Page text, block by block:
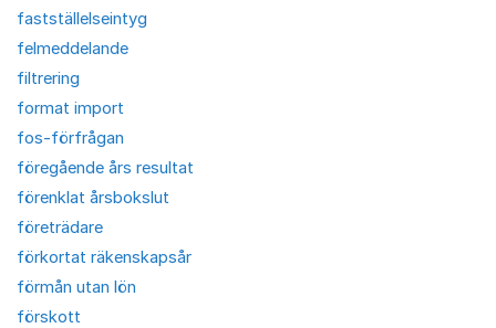
fastställelseintyg
felmeddelande
filtrering
format import
fos-förfrågan
föregående års resultat
förenklat årsbokslut
företrädare
förkortat räkenskapsår
förmån utan lön
förskott